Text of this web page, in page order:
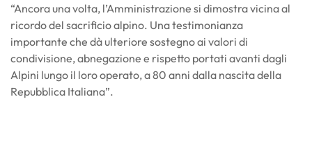
“Ancora una volta, l’Amministrazione si dimostra vicina al
ricordo del sacrificio alpino. Una testimonianza
importante che dà ulteriore sostegno ai valori di
condivisione, abnegazione e rispetto portati avanti dagli
Alpini lungo il loro operato, a 80 anni dalla nascita della
Repubblica Italiana”.